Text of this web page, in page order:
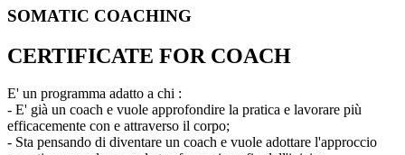
SOMATIC COACHING
CERTIFICATE FOR COACH
E' un programma adatto a chi :
- E' già un coach e vuole approfondire la pratica e lavorare più
efficacemente con e attraverso il corpo;
- Sta pensando di diventare un coach e vuole adottare l'approccio